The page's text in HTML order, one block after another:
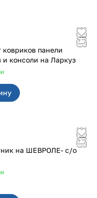
ковриков панели
приборов и консоли на Ларкуз
на ШЕВРОЛЕ- с/о